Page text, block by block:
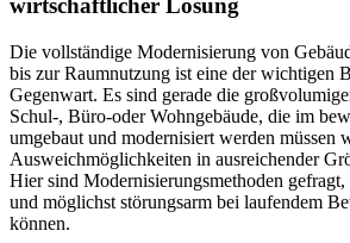
wirtschaftlicher Lösung
Die vollständige Modernisierung von
bis zur Raumnutzung ist eine der wichtigen
Gegenwart. Es sind gerade die
Schul-, Büro-oder Wohngebäude, die im
umgebaut und modernisiert werden müssen
Ausweichmöglichkeiten in ausreichender
Hier sind Modernisierungsmethoden gefragt,
und möglichst störungsarm bei laufendem
können.